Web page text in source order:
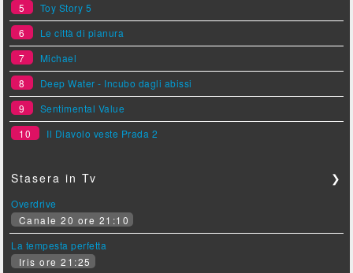
5
Toy Story 5
6
Le città di pianura
7
Michael
8
Deep Water - Incubo dagli abissi
9
Sentimental Value
10
Il Diavolo veste Prada 2
Stasera in Tv ❯
Overdrive
Canale 20 ore 21:10
La tempesta perfetta
Iris ore 21:25